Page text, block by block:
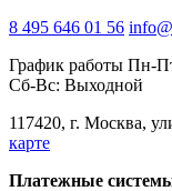
8 495 646 01 56
График работы Пн-
Сб-Вс: Выходной
117420, г. Москва,
карте
Платежные